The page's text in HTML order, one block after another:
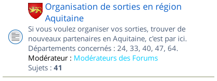
Organisation de sorties en région
Aquitaine
Si vous voulez organiser vos sorties, trouver de
nouveaux partenaires en Aquitaine, c'est par ici.
Départements concernés : 24, 33, 40, 47, 64.
Modérateur : Modérateurs des Forums
Sujets : 41